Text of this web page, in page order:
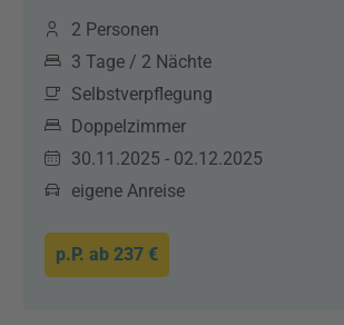
2 Personen
3 Tage / 2 Nächte
Selbstverpflegung
Doppelzimmer
30.11.2025 - 02.12.2025
eigene Anreise
p.P. ab 237 €